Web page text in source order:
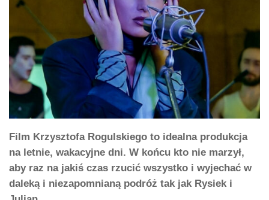
Film Krzysztofa Rogulskiego to idealna produkcja
na letnie, wakacyjne dni. W końcu kto nie marzył,
aby raz na jakiś czas rzucić wszystko i wyjechać w
daleką i niezapomnianą podróż tak jak Rysiek i